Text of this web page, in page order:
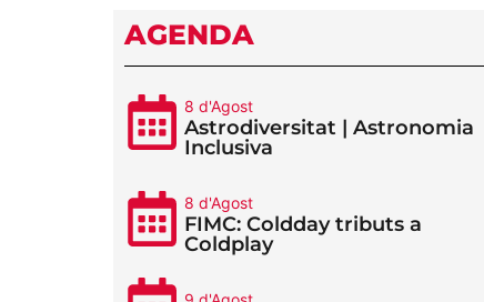
AGENDA
8 d'Agost
Astrodiversitat | Astronomia
Inclusiva
8 d'Agost
FIMC: Coldday tributs a
Coldplay